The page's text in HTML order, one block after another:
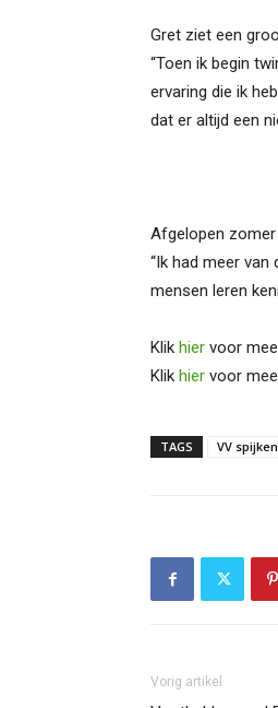
Gret ziet een
“Toen ik begin
ervaring die ik
dat er altijd een
Afgelopen zomer
“Ik had meer
mensen leren
Klik hier voor
Klik hier voor
TAGS VV
Vorig artikel